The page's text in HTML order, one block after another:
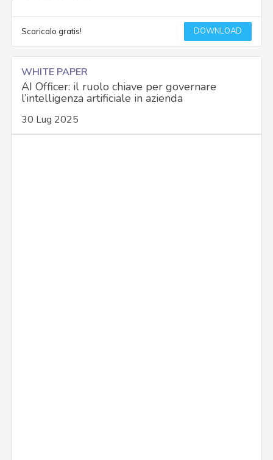
Scaricalo gratis! DOWNLOAD
WHITE PAPER
AI Officer: il ruolo chiave per governare
l’intelligenza artificiale in azienda
30 Lug 2025